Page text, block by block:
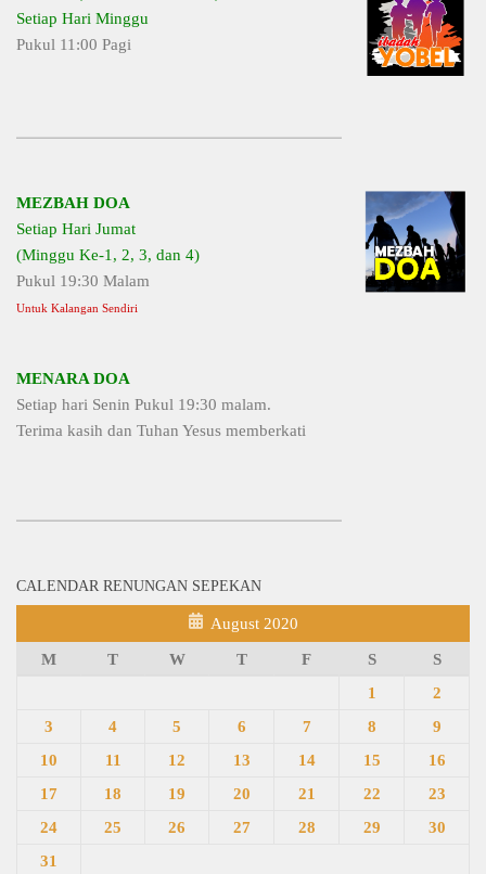
Setiap Hari Minggu
Pukul 11:00 Pagi
MEZBAH DOA
Setiap Hari Jumat
(Minggu Ke-1, 2, 3, dan 4)
Pukul 19:30 Malam
Untuk Kalangan Sendiri
MENARA DOA
Setiap hari Senin Pukul 19:30 malam.
Terima kasih dan Tuhan Yesus memberkati
CALENDAR RENUNGAN SEPEKAN
August 2020
M T W T F S
S
1
2
3
4 5 6 7 8
9
10
11 12 13 14 15
16
17
18 19 20 21 22
23
24
25 26 27 28 29
30
31